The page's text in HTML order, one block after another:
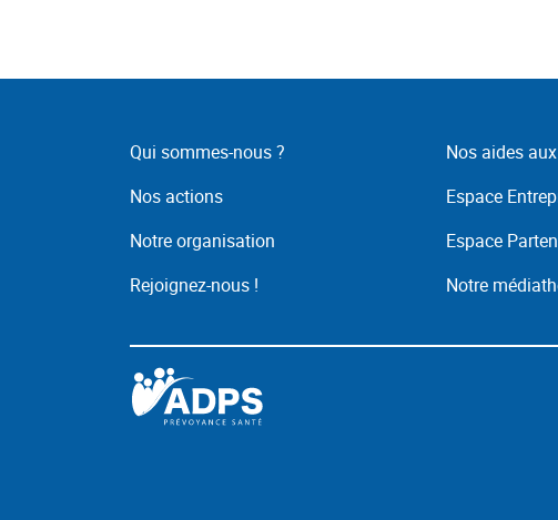
Qui sommes-nous ?
Nos actions
Notre organisation
Rejoignez-nous !
Nos aides
Espace
Espace
Notre